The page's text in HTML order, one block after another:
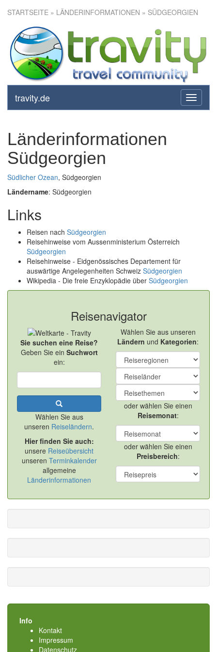
STARTSEITE » LÄNDERINFORMATIONEN » SÜDGEORGIEN
toggle
travity.de
Länderinformationen
Südgeorgien
Südlicher Ozean, Südgeorgien
Ländername: Südgeorgien
Links
Reisen nach Südgeorgien
Reisehinweise vom Aussenministerium Österreich
Südgeorgien
Reisehinweise - Eidgenössisches Departement für
auswärtige Angelegenheiten Schweiz Südgeorgien
Wikipedia - Die freie Enzyklopädie über Südgeorgien
Reisenavigator
Sie suchen eine Reise?
Geben Sie ein Suchwort
ein:
Wählen Sie aus
unseren Reiseländern.
Hier finden Sie auch:
unsere Reiseübersicht
unseren Terminkalender
allgemeine
Länderinformationen
Wählen Sie aus unseren
Ländern und Kategorien:
oder wählen Sie einen
Reisemonat:
oder wählen Sie einen
Preisbereich:
Info
Kontakt
Impressum
Datenschutz